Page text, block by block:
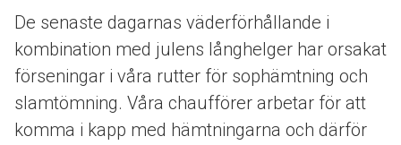
De senaste dagarnas väderförhållande i
kombination med julens långhelger har orsakat
förseningar i våra rutter för sophämtning och
slamtömning. Våra chaufförer arbetar för att
komma i kapp med hämtningarna och därför